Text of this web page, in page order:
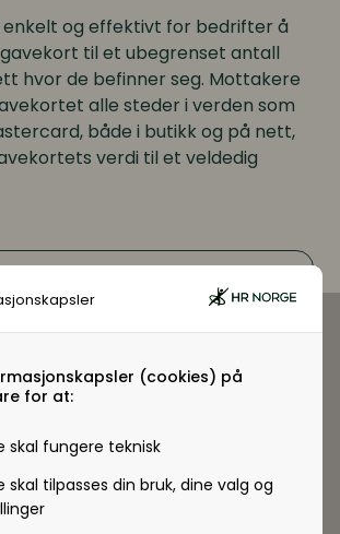
(cookies) på
for at:
skal fungere teknisk
skal tilpasses din bruk, dine valg og
sykefravær
innen HR
og tariff
innen HR
enkelt og effektivt for bedrifter å
til et ubegrenset antall
hvor de befinner seg. Mottakere
alle steder i verden som
både i butikk og på nett,
verdi til et veldedig